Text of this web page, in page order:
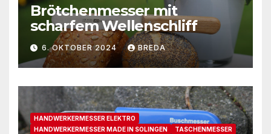
Brötchenmesser mit
scharfem Wellenschliff
6. OKTOBER 2024 BREDA
HANDWERKERMESSER ELEKTRO
HANDWERKERMESSER MADE IN SOLINGEN
TASCHENMESSER